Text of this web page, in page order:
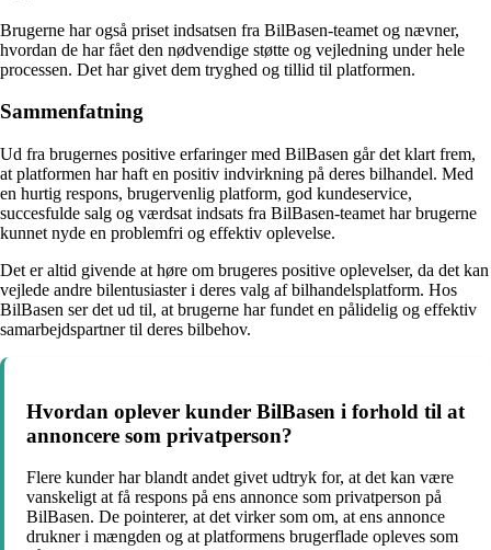
Brugerne har også priset indsatsen fra BilBasen-teamet og nævner,
hvordan de har fået den nødvendige støtte og vejledning under hele
processen. Det har givet dem tryghed og tillid til platformen.
Sammenfatning
Ud fra brugernes positive erfaringer med BilBasen går det klart frem,
at platformen har haft en positiv indvirkning på deres bilhandel. Med
en hurtig respons, brugervenlig platform, god kundeservice,
succesfulde salg og værdsat indsats fra BilBasen-teamet har brugerne
kunnet nyde en problemfri og effektiv oplevelse.
Det er altid givende at høre om brugeres positive oplevelser, da det kan
vejlede andre bilentusiaster i deres valg af bilhandelsplatform. Hos
BilBasen ser det ud til, at brugerne har fundet en pålidelig og effektiv
samarbejdspartner til deres bilbehov.
Hvordan oplever kunder BilBasen i forhold til at
annoncere som privatperson?
Flere kunder har blandt andet givet udtryk for, at det kan være
vanskeligt at få respons på ens annonce som privatperson på
BilBasen. De pointerer, at det virker som om, at ens annonce
drukner i mængden og at platformens brugerflade opleves som